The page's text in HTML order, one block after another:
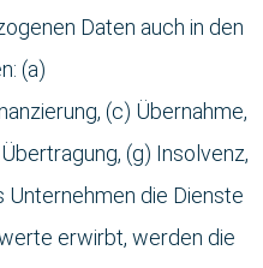
Daten auch in den
(a)
(c) Übernahme,
(g) Insolvenz,
Unternehmen die Dienste
erwirbt, werden die